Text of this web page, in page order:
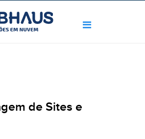
de Sites e